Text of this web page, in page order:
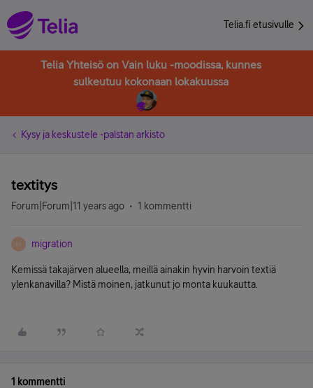
Telia.fi etusivulle
Telia Yhteisö on Vain luku -moodissa, kunnes
sulkeutuu kokonaan lokakuussa
Kysy ja keskustele -palstan arkisto
textitys
Forum|Forum|11 years ago 1 kommentti
M migration
Kemissä takajärven alueella, meillä ainakin hyvin harvoin textiä
ylenkanavilla? Mistä moinen, jatkunut jo monta kuukautta.
1 kommentti